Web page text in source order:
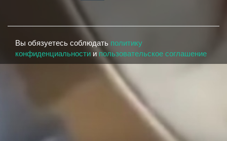
Вы обязуетесь соблюдать политику
конфиденциальности и пользовательское соглашение